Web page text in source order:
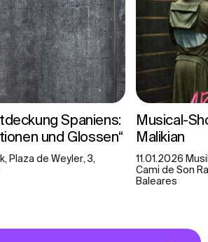
Spaniens:
und Glossen“
Plaza de Weyler, 3,
Musical-
Malikian
11.01.2026
Cami de Son
Baleares